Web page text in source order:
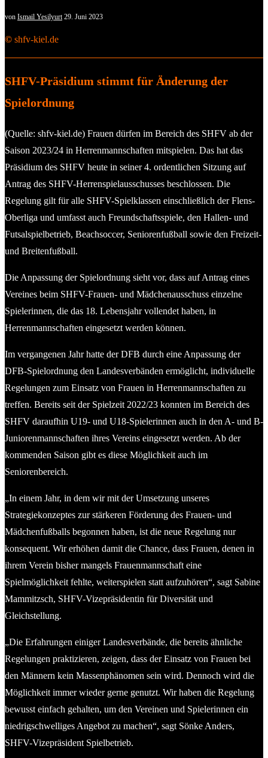
von Ismail Yesilyurt 29. Juni 2023
© shfv-kiel.de
SHFV-Präsidium stimmt für Änderung der
Spielordnung
(Quelle: shfv-kiel.de) Frauen dürfen im Bereich des SHFV ab der
Saison 2023/24 in Herrenmannschaften mitspielen. Das hat das
Präsidium des SHFV heute in seiner 4. ordentlichen Sitzung auf
Antrag des SHFV-Herrenspielausschusses beschlossen. Die
Regelung gilt für alle SHFV-Spielklassen einschließlich der Flens-
Oberliga und umfasst auch Freundschaftsspiele, den Hallen- und
Futsalspielbetrieb, Beachsoccer, Seniorenfußball sowie den Freizeit-
und Breitenfußball.
Die Anpassung der Spielordnung sieht vor, dass auf Antrag eines
Vereines beim SHFV-Frauen- und Mädchenausschuss einzelne
Spielerinnen, die das 18. Lebensjahr vollendet haben, in
Herrenmannschaften eingesetzt werden können.
Im vergangenen Jahr hatte der DFB durch eine Anpassung der
DFB-Spielordnung den Landesverbänden ermöglicht, individuelle
Regelungen zum Einsatz von Frauen in Herrenmannschaften zu
treffen. Bereits seit der Spielzeit 2022/23 konnten im Bereich des
SHFV daraufhin U19- und U18-Spielerinnen auch in den A- und B-
Juniorenmannschaften ihres Vereins eingesetzt werden. Ab der
kommenden Saison gibt es diese Möglichkeit auch im
Seniorenbereich.
„In einem Jahr, in dem wir mit der Umsetzung unseres
Strategiekonzeptes zur stärkeren Förderung des Frauen- und
Mädchenfußballs begonnen haben, ist die neue Regelung nur
konsequent. Wir erhöhen damit die Chance, dass Frauen, denen in
ihrem Verein bisher mangels Frauenmannschaft eine
Spielmöglichkeit fehlte, weiterspielen statt aufzuhören“, sagt Sabine
Mammitzsch, SHFV-Vizepräsidentin für Diversität und
Gleichstellung.
„Die Erfahrungen einiger Landesverbände, die bereits ähnliche
Regelungen praktizieren, zeigen, dass der Einsatz von Frauen bei
den Männern kein Massenphänomen sein wird. Dennoch wird die
Möglichkeit immer wieder gerne genutzt. Wir haben die Regelung
bewusst einfach gehalten, um den Vereinen und Spielerinnen ein
niedrigschwelliges Angebot zu machen“, sagt Sönke Anders,
SHFV-Vizepräsident Spielbetrieb.